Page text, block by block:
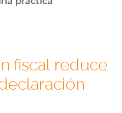
fiscal reduce